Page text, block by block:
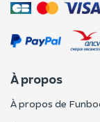
À propos
À propos de